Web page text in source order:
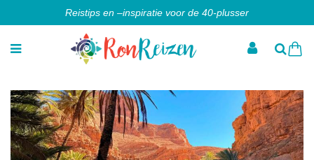
Reistips en –inspiratie voor de 40-plusser